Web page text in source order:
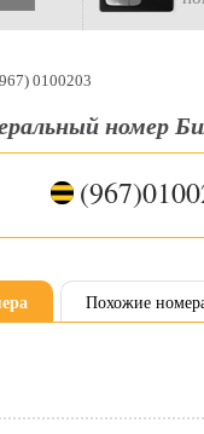
0100203
номер
Похожие